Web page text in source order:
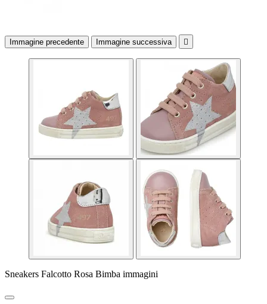
Immagine precedente Immagine successiva 
Sneakers Falcotto Rosa Bimba immagini